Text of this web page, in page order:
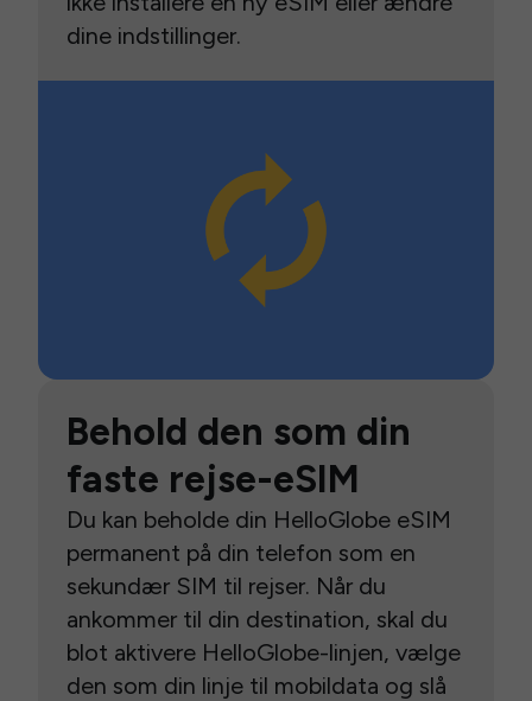
dine indstillinger.
Behold den som din
faste rejse-eSIM
Du kan beholde din HelloGlobe eSIM
permanent på din telefon som en
sekundær SIM til rejser. Når du
ankommer til din destination, skal du
blot aktivere HelloGlobe-linjen, vælge
den som din linje til mobildata og slå